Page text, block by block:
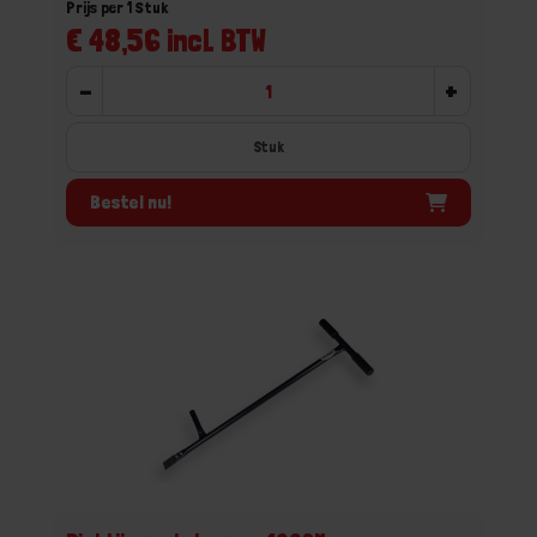
€ 48,56 incl. BTW
Prijs per 1 Stuk
- +
Stuk
Bestel nu!